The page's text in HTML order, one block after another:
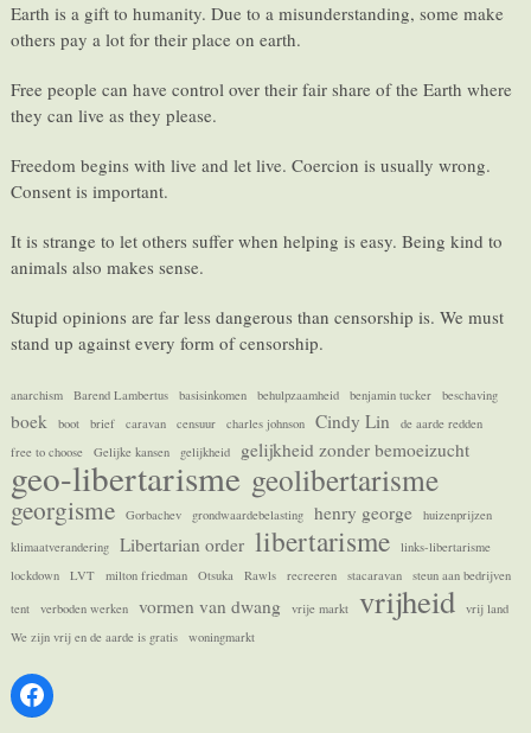
Earth is a gift to humanity. Due to a misunderstanding, some make
others pay a lot for their place on earth.
Free people can have control over their fair share of the Earth where
they can live as they please.
Freedom begins with live and let live. Coercion is usually wrong.
Consent is important.
It is strange to let others suffer when helping is easy. Being kind to
animals also makes sense.
Stupid opinions are far less dangerous than censorship is. We must
stand up against every form of censorship.
anarchism Barend Lambertus basisinkomen behulpzaamheid benjamin tucker beschaving
boek boot brief caravan censuur charles johnson Cindy Lin
de aarde redden
free to choose
Gelijke kansen gelijkheid gelijkheid zonder bemoeizucht
geo-libertarisme geolibertarisme
georgisme Gorbachev grondwaardebelasting henry george
huizenprijzen
klimaatverandering
Libertarian order libertarisme
links-libertarisme
lockdown
LVT milton friedman Otsuka Rawls recreeren stacaravan
steun aan bedrijven
tent
verboden werken vormen van dwang vrije markt vrijheid
vrij land
We zijn vrij en de aarde is gratis
woningmarkt
Facebook